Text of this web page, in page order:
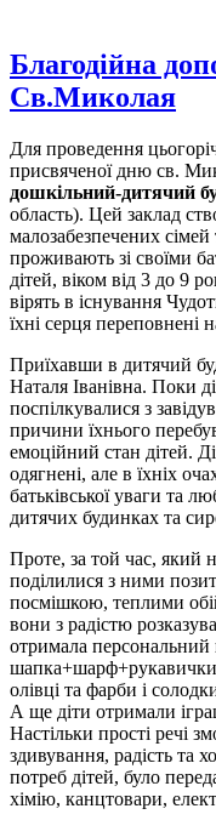
Благодійна
Св.Миколая
Для проведення
присвяченої дню св.
дошкільний-дитячий
область). Цей заклад
малозабезпечених
проживають зі своїми
дітей, віком від 3 до 9
вірять в існування
їхні серця переповнені
Приїхавши в дитячий
Наталя Іванівна. Поки
поспілкувалися з
причини їхнього
емоційний стан дітей.
одягнені, але в їхніх
батьківської уваги та
дитячих будинках та
Проте, за той час, який
поділилися з ними
посмішкою, теплими
вони з радістю
отримала персональний
олівці та фарби і
А ще діти отримали
Настільки прості речі
здивування, радість та
потреб дітей, було
хімію, канцтовари,